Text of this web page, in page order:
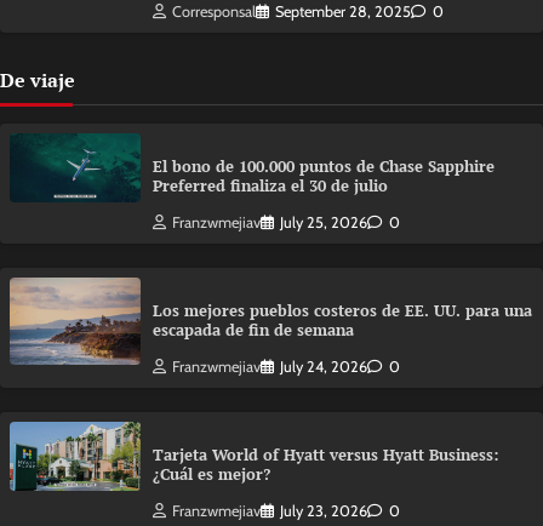
Corresponsal September 28, 2025 0
De viaje
El bono de 100.000 puntos de Chase Sapphire
Preferred finaliza el 30 de julio
Franzwmejiav July 25, 2026 0
Los mejores pueblos costeros de EE. UU. para una
escapada de fin de semana
Franzwmejiav July 24, 2026 0
Tarjeta World of Hyatt versus Hyatt Business:
¿Cuál es mejor?
Franzwmejiav July 23, 2026 0